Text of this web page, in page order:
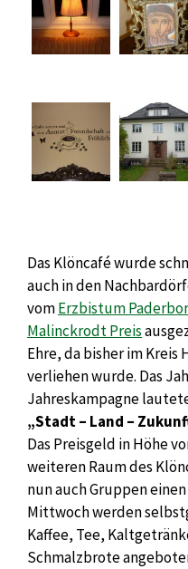
Das Klöncafé wurde
auch in den
vomErzbistum
Malinckrodt Preis
Ehre, da bisher im Kreis
verliehen wurde. Das
Jahreskampagne
„Stadt – Land –
Das Preisgeld in Höhe
weiteren Raum des
nun auch Gruppen
Mittwoch werden
Kaffee, Tee,
Schmalzbrote